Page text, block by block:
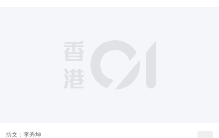
撰文： 李秀坤